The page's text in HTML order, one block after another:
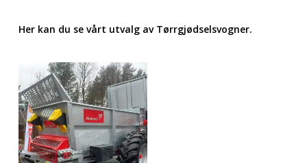
Her kan du se vårt utvalg av Tørrgjødselsvogner.